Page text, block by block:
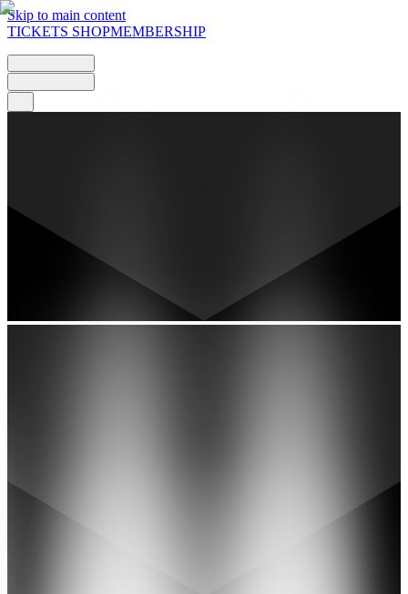
Skip to main content
TICKETS SHOPMEMBERSHIP